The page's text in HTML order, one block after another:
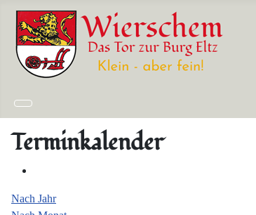
Terminkalender
Nach Jahr